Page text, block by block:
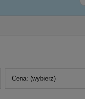
Cena: (wybierz)